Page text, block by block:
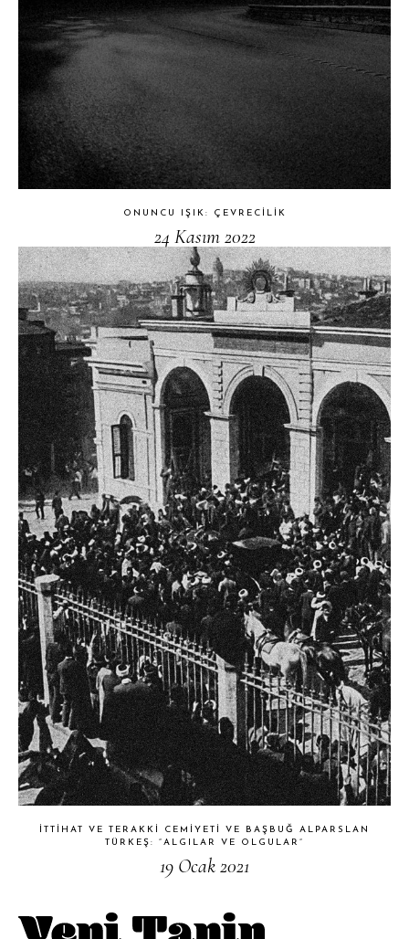
ONUNCU IŞIK: ÇEVRECILIK
24 Kasım 2022
İTTIHAT VE TERAKKI CEMIYETI VE BAŞBUĞ ALPARSLAN
TÜRKEŞ: “ALGILAR VE OLGULAR”
19 Ocak 2021